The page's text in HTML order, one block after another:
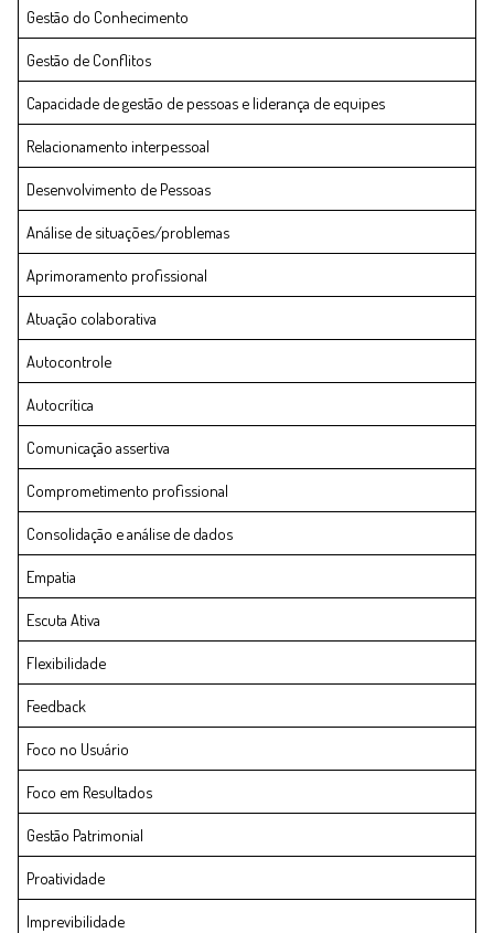
Gestão do Conhecimento
Gestão de Conflitos
Capacidade de gestão de pessoas e liderança de equipes
Relacionamento interpessoal
Desenvolvimento de Pessoas
Análise de situações/problemas
Aprimoramento profissional
Atuação colaborativa
Autocontrole
Autocrítica
Comunicação assertiva
Comprometimento profissional
Consolidação e análise de dados
Empatia
Escuta Ativa
Flexibilidade
Feedback
Foco no Usuário
Foco em Resultados
Gestão Patrimonial
Proatividade
Imprevibilidade